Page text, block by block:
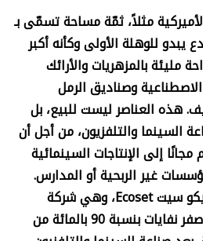
مثلاً، ثمّة مساحة تسمّى بـ
يبدو للوهلة الأولى وكأنه أكبر
مليئة بالمزهريات والأرائك
الاصطناعية وصناديق الرمل
هذه العناصر ليست للبيع، بل
السينما والتلفزيون، من أجل أن
إلى الإنتاجات السينمائية
غير الربحية أو المدارس.
سيتEcoset، وهي شركة
طموحة تهدف إلى معيار صفر نفايات بنسبة 90 بالمائة من